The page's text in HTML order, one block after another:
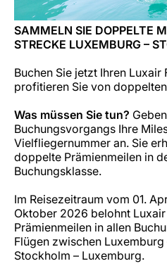
SAMMELN SIE DOPPELTE
STRECKE LUXEMBURG –
Buchen Sie jetzt Ihren
profitieren Sie von
Was müssen Sie tun?
Buchungsvorgangs Ihre
Vielfliegernummer an. Sie
doppelte Prämienmeilen in
Buchungsklasse.
Im Reisezeitraum vom 01.
Oktober 2026 belohnt
Prämienmeilen in allen
Flügen zwischen
Stockholm – Luxemburg.